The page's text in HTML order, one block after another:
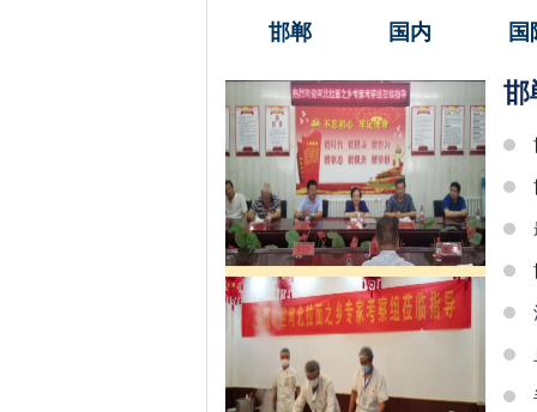
邯郸 国内 国
邯